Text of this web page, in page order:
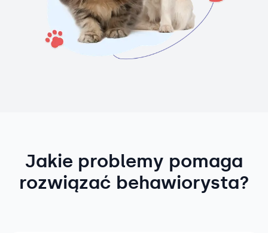
Jakie problemy pomaga
rozwiązać behawiorysta?